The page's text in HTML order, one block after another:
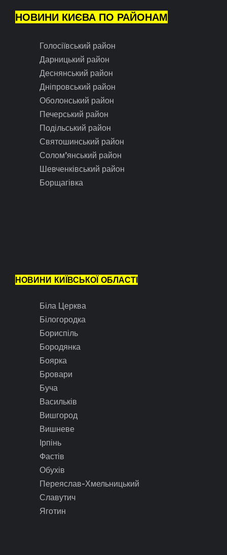
НОВИНИ КИЄВА ПО РАЙОНАМ
Голосіївський район
Дарницький район
Деснянський район
Дніпровський район
Оболонський район
Печерський район
Подільський район
Святошинський район
Солом’янський район
Шевченківський район
Борщагівка
НОВИНИ КИЇВСЬКОЇ ОБЛАСТІ
Біла Церква
Білогородка
Бориспіль
Бородянка
Боярка
Бровари
Буча
Васильків
Вишгород
Вишневе
Ірпінь
Фастів
Обухів
Переяслав-Хмельницький
Славутич
Яготин